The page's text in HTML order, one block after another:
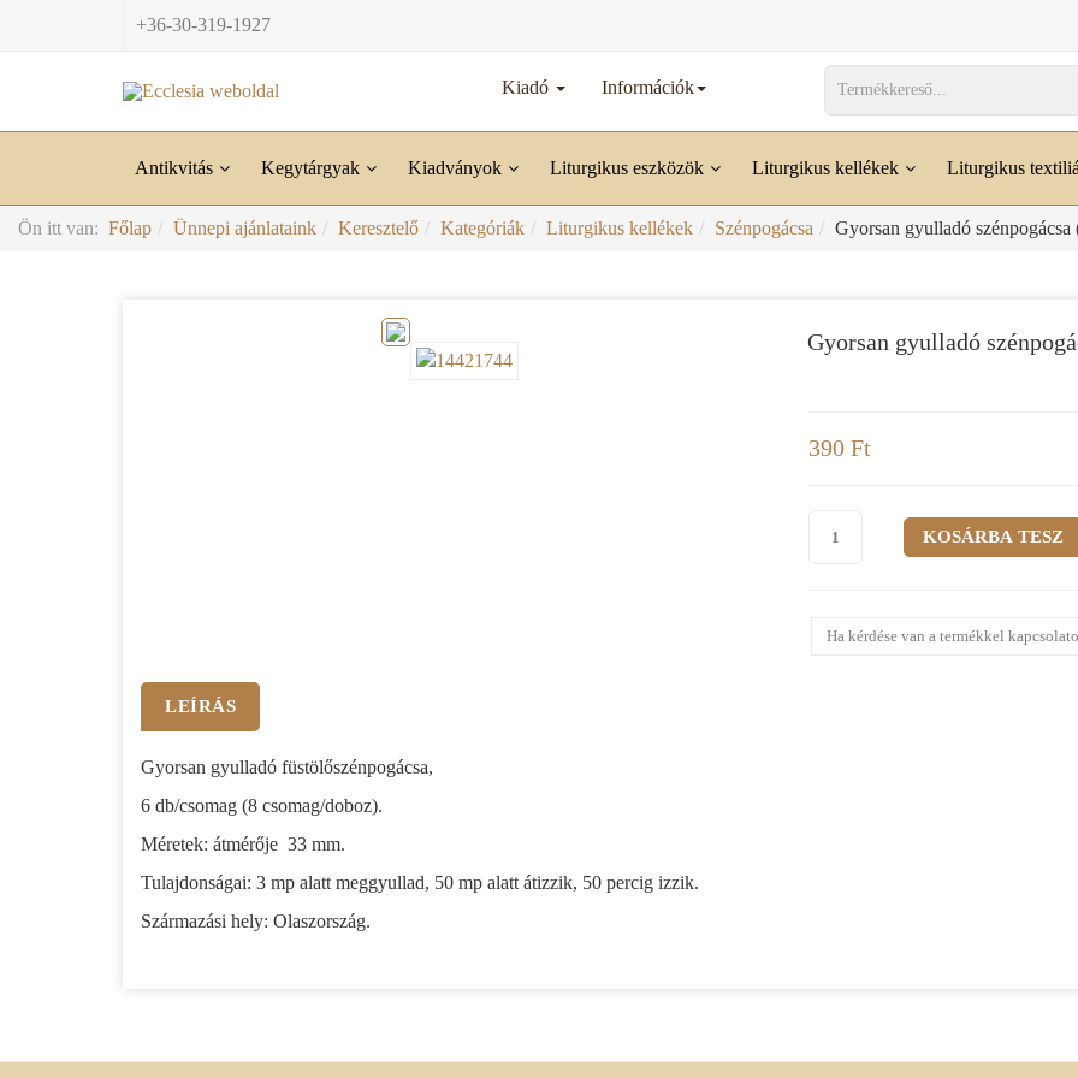
+36-30-319-1927
Kiadó Információk
Antikvitás Kegytárgyak Kiadványok Liturgikus eszközök Liturgikus kellékek Liturgikus
Ön itt van: Főlap Ünnepi ajánlataink Keresztelő Kategóriák Liturgikus kellékek Szénpogácsa Gyorsan gyulladó
Gyorsan gyulladó
390 Ft
Ha kérdése van a termékkel
LEÍRÁS
Gyorsan gyulladó füstölőszénpogácsa,
6 db/csomag (8 csomag/doboz).
Méretek: átmérője 33 mm.
Tulajdonságai: 3 mp alatt meggyullad, 50 mp alatt átizzik, 50 percig izzik.
Származási hely: Olaszország.